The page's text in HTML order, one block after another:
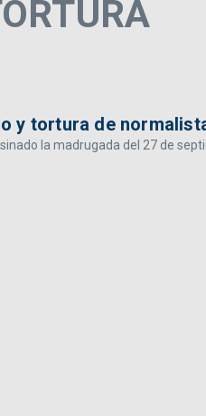
y tortura de
la madrugada del 27 de